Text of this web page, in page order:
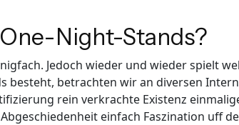
Night-Stands?
Jedoch wieder und wieder spielt
besteht, betrachten wir an diversen
rein verkrachte Existenz
einfach Faszination uff